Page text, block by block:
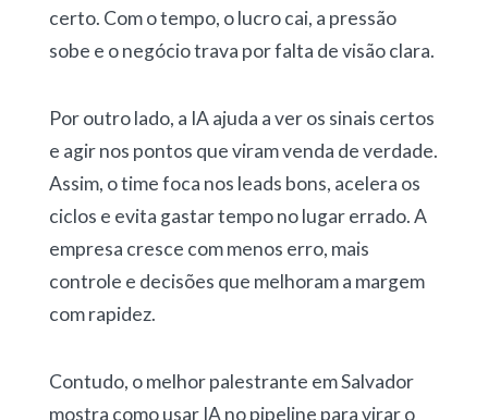
certo. Com o tempo, o lucro cai, a pressão
sobe e o negócio trava por falta de visão clara.
Por outro lado, a IA ajuda a ver os sinais certos
e agir nos pontos que viram venda de verdade.
Assim, o time foca nos leads bons, acelera os
ciclos e evita gastar tempo no lugar errado. A
empresa cresce com menos erro, mais
controle e decisões que melhoram a margem
com rapidez.
Contudo, o melhor palestrante em Salvador
mostra como usar IA no pipeline para virar o